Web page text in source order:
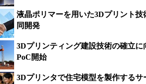
液晶ポリマーを用いた3Dプリント
同開発
3Dプリンティング建設技術の確立
PoC開始
3Dプリンタで住宅模型を製作する